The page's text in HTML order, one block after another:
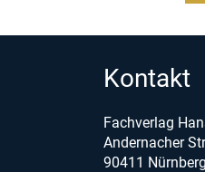
Kontakt
Fachverlag
Andernacher
90411 Nürnberg